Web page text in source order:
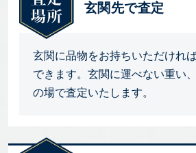
玄関先で査定
玄関に品物をお持ちいただけれ
できます。玄関に運べない重い
の場で査定いたします。